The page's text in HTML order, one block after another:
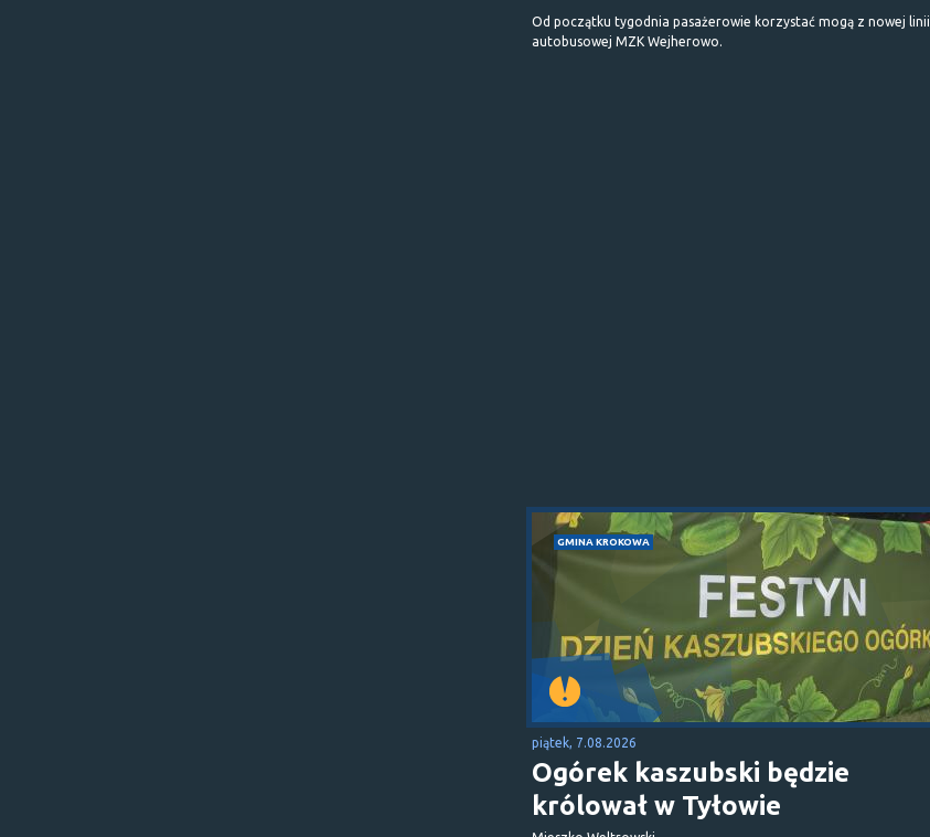
Od początku tygodnia pasażerowie korzystać mogą z nowej linii
autobusowej MZK Wejherowo.
GMINA KROKOWA
piątek, 7.08.2026
Ogórek kaszubski będzie
królował w Tyłowie